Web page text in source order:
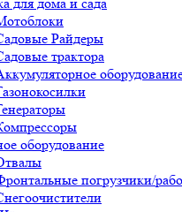
Райдеры
трактора
оборудование
погрузчики/